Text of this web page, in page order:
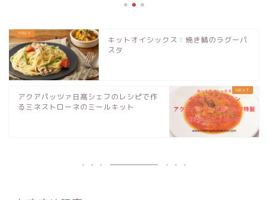
キットオイシックス：焼き鯖のラグーパ
スタ
アクアパッツァ日髙シェフのレシピで作
るミネストローネのミールキット